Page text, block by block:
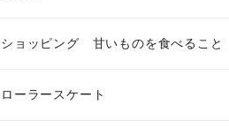
ショッピング 甘いものを食べること
ローラースケート